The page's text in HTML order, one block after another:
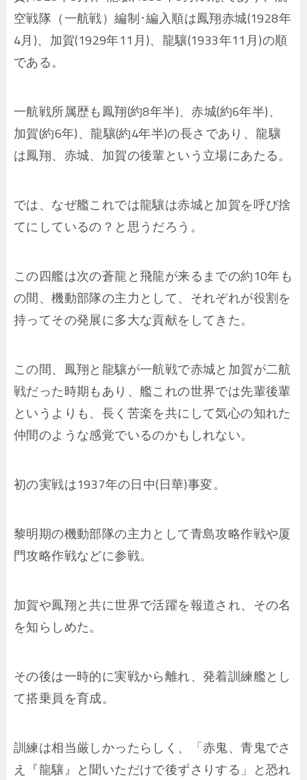
空戦隊（一航戦）編制･編入順は鳳翔赤城(1928年
4月)、加賀(1929年11月)、龍驤(1933年11月)の順
である。
一航戦所属歴も鳳翔(約8年半)、赤城(約6年半)、
加賀(約6年)、龍驤(約4年半)の長さであり、龍驤
は鳳翔、赤城、加賀の後輩という立場にあたる。
では、なぜ艦これでは龍驤は赤城と加賀を呼び捨
てにしているの？と思うだろう。
この四艦は次の蒼龍と飛龍が来るまでの約10年も
の間、機動部隊の主力として、それぞれが役割を
持ってその発展に多大な貢献をしてきた。
この間、鳳翔と龍驤が一航戦で赤城と加賀が二航
戦だった時期もあり、艦これの世界では先輩後輩
というよりも、長く苦楽を共にして気心の知れた
仲間のような感覚でいるのかもしれない。
初の実戦は1937年の日中(日華)事変。
黎明期の機動部隊の主力として青島攻略作戦や厦
門攻略作戦などに参戦。
加賀や鳳翔と共に世界で活躍を報道され、その名
を知らしめた。
その後は一時的に実戦から離れ、発着訓練艦とし
て搭乗員を育成。
訓練は相当厳しかったらしく、「赤鬼、青鬼でさ
え『龍驤』と聞いただけで後ずさりする」と恐れ